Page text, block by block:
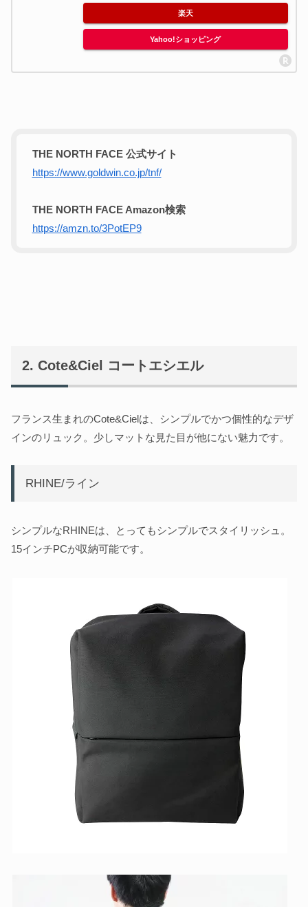
楽天
Yahoo!ショッピング
THE NORTH FACE 公式サイト
https://www.goldwin.co.jp/tnf/
THE NORTH FACE Amazon検索
https://amzn.to/3PotEP9
Cote&Ciel コートエシエル
フランス生まれのCote&Cielは、シンプルでかつ個性的なデザ
インのリュック。少しマットな見た目が他にない魅力です。
RHINE/ライン
シンプルなRHINEは、とってもシンプルでスタイリッシュ。
15インチPCが収納可能です。